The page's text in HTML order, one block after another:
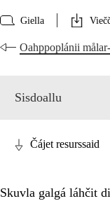
Giella
Oahppoplánii
Sisdoallu
Čájet resurssaid
Skuvla galgá láhčit